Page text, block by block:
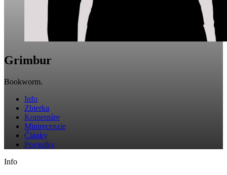
Grimbur
Bookworm.
Info
Zbierka
Komentáre
Minirecenzie
Články
Poviedky
Info